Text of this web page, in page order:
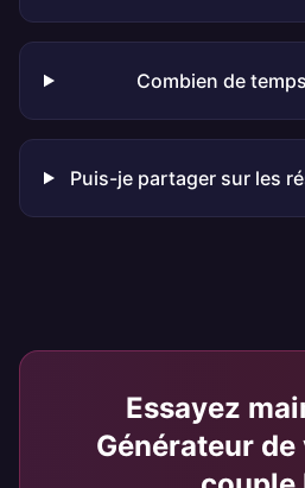
Combien de
Puis-je partager sur les
Essayez
Générateur